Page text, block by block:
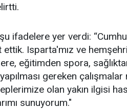
ifadelere yer verdi:
ettik. Isparta'mız ve
eğitimden spora,
gereken
olan yakın ilgisi
sunuyorum."